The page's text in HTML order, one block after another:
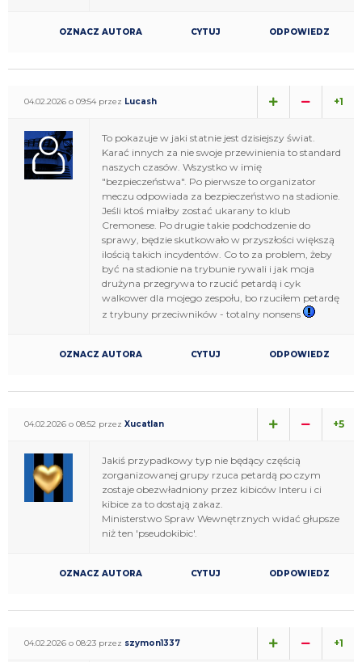
OZNACZ AUTORA CYTUJ ODPOWIEDZ
04.02.2026 o 09:54 przez Lucash +1
To pokazuje w jaki statnie jest dzisiejszy świat.
Karać innych za nie swoje przewinienia to standard
naszych czasów. Wszystko w imię
"bezpieczeństwa". Po pierwsze to organizator
meczu odpowiada za bezpieczeństwo na stadionie.
Jeśli ktoś miałby zostać ukarany to klub
Cremonese. Po drugie takie podchodzenie do
sprawy, będzie skutkowało w przyszłości większą
ilością takich incydentów. Co to za problem, żeby
być na stadionie na trybunie rywali i jak moja
drużyna przegrywa to rzucić petardą i cyk
walkower dla mojego zespołu, bo rzuciłem petardę
z trybuny przeciwników - totalny nonsens
OZNACZ AUTORA CYTUJ ODPOWIEDZ
04.02.2026 o 08:52 przez Xucatlan +5
Jakiś przypadkowy typ nie będący częścią
zorganizowanej grupy rzuca petardą po czym
zostaje obezwładniony przez kibiców Interu i ci
kibice za to dostają zakaz.
Ministerstwo Spraw Wewnętrznych widać głupsze
niż ten 'pseudokibic'.
OZNACZ AUTORA CYTUJ ODPOWIEDZ
04.02.2026 o 08:23 przez szymon1337 +1